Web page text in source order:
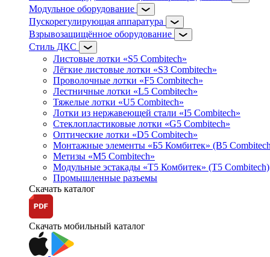
Модульное оборудование
Пускорегулирующая аппаратура
Взрывозащищённое оборудование
Стиль ДКС
Листовые лотки «S5 Combitech»
Лёгкие листовые лотки «S3 Combitech»
Проволочные лотки «F5 Combitech»
Лестничные лотки «L5 Combitech»
Тяжелые лотки «U5 Combitech»
Лотки из нержавеющей стали «I5 Combitech»
Стеклопластиковые лотки «G5 Combitech»
Оптические лотки «D5 Combitech»
Монтажные элементы «Б5 Комбитек» (B5
Метизы «M5 Combitech»
Модульные эстакады «Т5 Комбитек» (T5 Combitech)
Промышленные разъемы
Скачать каталог
Скачать мобильный каталог